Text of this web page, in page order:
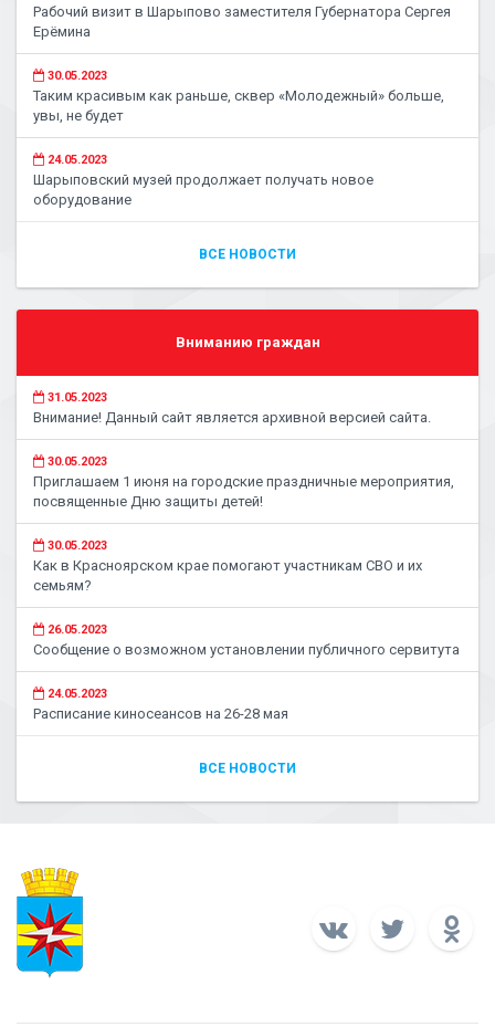
Рабочий визит в Шарыпово заместителя Губернатора Сергея
Ерёмина
30.05.2023
Таким красивым как раньше, сквер «Молодежный» больше,
увы, не будет
24.05.2023
Шарыповский музей продолжает получать новое
оборудование
ВСЕ НОВОСТИ
Вниманию граждан
31.05.2023
Внимание! Данный сайт является архивной версией сайта.
30.05.2023
Приглашаем 1 июня на городские праздничные мероприятия,
посвященные Дню защиты детей!
30.05.2023
Как в Красноярском крае помогают участникам СВО и их
семьям?
26.05.2023
Сообщение о возможном установлении публичного сервитута
24.05.2023
Расписание киносеансов на 26-28 мая
ВСЕ НОВОСТИ